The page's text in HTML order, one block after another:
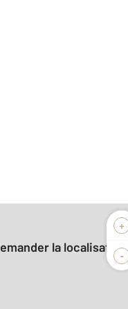
+
-
Demander la localisation